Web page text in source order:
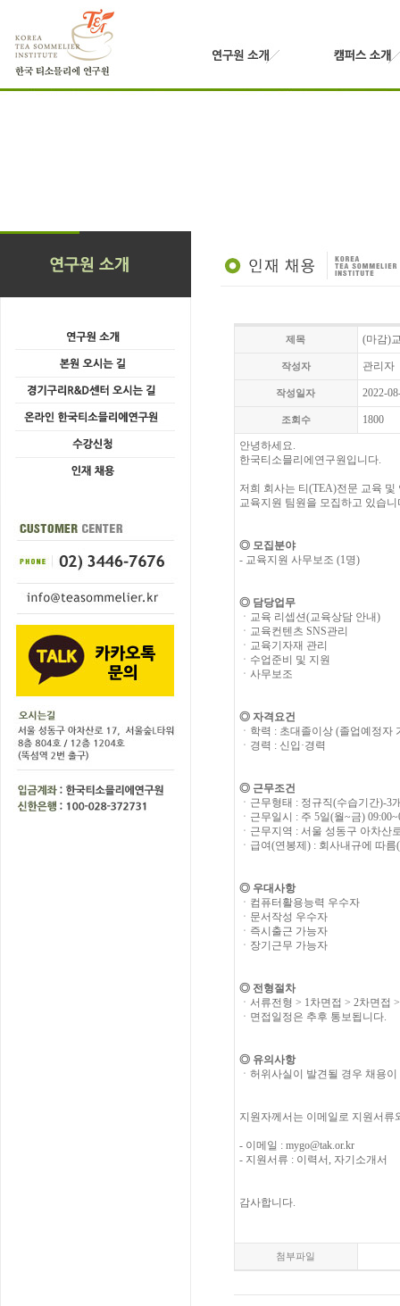
제목 (마감)
작성자 관리자
작성일자 2022-
조회수 1800
안녕하세요.
한국티소믈리에연구원입니다.
저희 회사는 티(TEA)전문 교육 및
교육지원 팀원을 모집하고 있습니
◎ 모집분야
- 교육지원 사무보조 (1명)
◎ 담당업무
ㆍ교육 리셉션(교육상담 안내)
ㆍ교육컨텐츠 SNS관리
ㆍ교육기자재 관리
ㆍ수업준비 및 지원
ㆍ사무보조
◎ 자격요건
ㆍ학력 : 초대졸이상 (졸업예정자
ㆍ경력 : 신입·경력
◎ 근무조건
ㆍ근무형태 : 정규직(수습기간)-3
ㆍ근무일시 : 주 5일(월~금)
ㆍ근무지역 : 서울 성동구 아차산
ㆍ급여(연봉제) : 회사내규에 따름
◎ 우대사항
ㆍ컴퓨터활용능력 우수자
ㆍ문서작성 우수자
ㆍ즉시출근 가능자
ㆍ장기근무 가능자
◎ 전형절차
ㆍ서류전형 > 1차면접 > 2차면접
ㆍ면접일정은 추후 통보됩니다.
◎ 유의사항
ㆍ허위사실이 발견될 경우 채용
지원자께서는 이메일로 지원서
- 이메일 : mygo@tak.or.kr
- 지원서류 : 이력서, 자기소개서
감사합니다.
첨부파일